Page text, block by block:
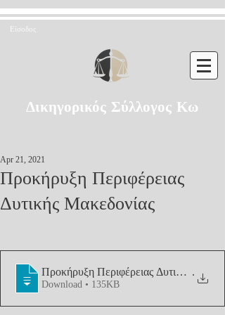
Είσοδος
Δικηγορικός Σύλλογος Κω
Προκήρυξη Περιφέρειας
Δυτικής Μακεδονίας
Apr 21, 2021
Προκήρυξη Περιφέρειας Δυτικής.
Download • 135KB